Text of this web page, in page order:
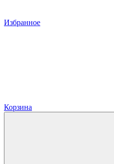
Избранное
Корзина